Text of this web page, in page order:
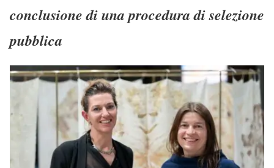
conclusione di una procedura di selezione
pubblica